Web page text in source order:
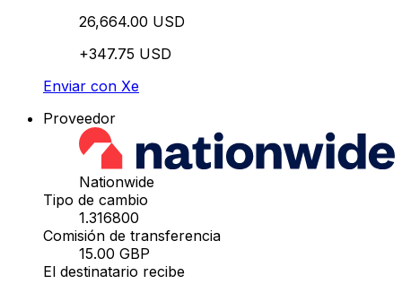
26,664.00 USD
+347.75 USD
Enviar con Xe
Proveedor
Nationwide
Tipo de cambio
1.316800
Comisión de transferencia
15.00 GBP
El destinatario recibe